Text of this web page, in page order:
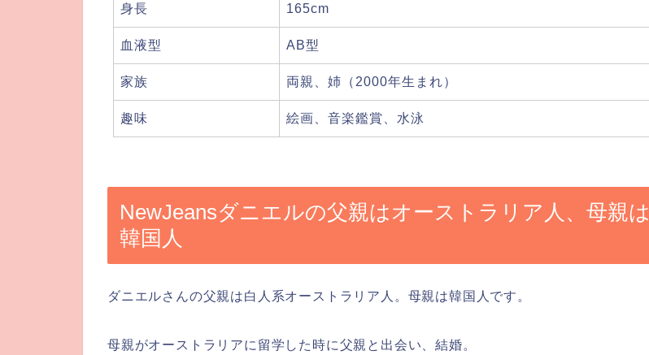
身長 165cm
血液型 AB型
家族 両親、姉（2000年生まれ）
趣味 絵画、音楽鑑賞、水泳
NewJeansダニエルの父親はオーストラリア人、母親は
韓国人
ダニエルさんの父親は白人系オーストラリア人 。 母親は韓国人 です。
母親がオーストラリアに留学した時に父親と出会い、結婚。